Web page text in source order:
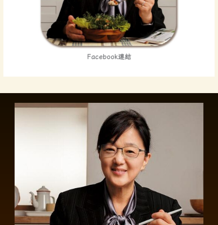
Facebook連結